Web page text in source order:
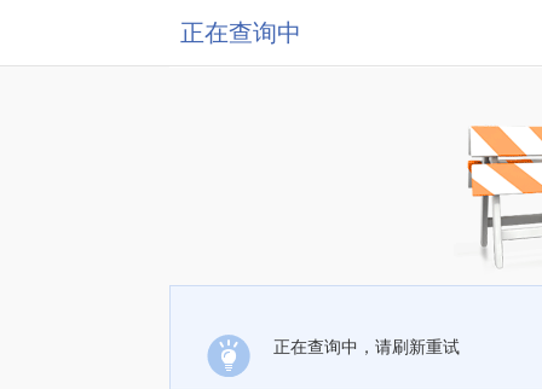
正在查询中
正在查询中，请刷新重试